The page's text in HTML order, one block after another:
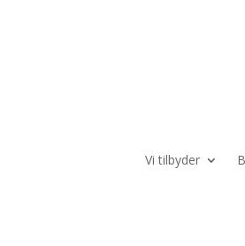
Vi tilbyder